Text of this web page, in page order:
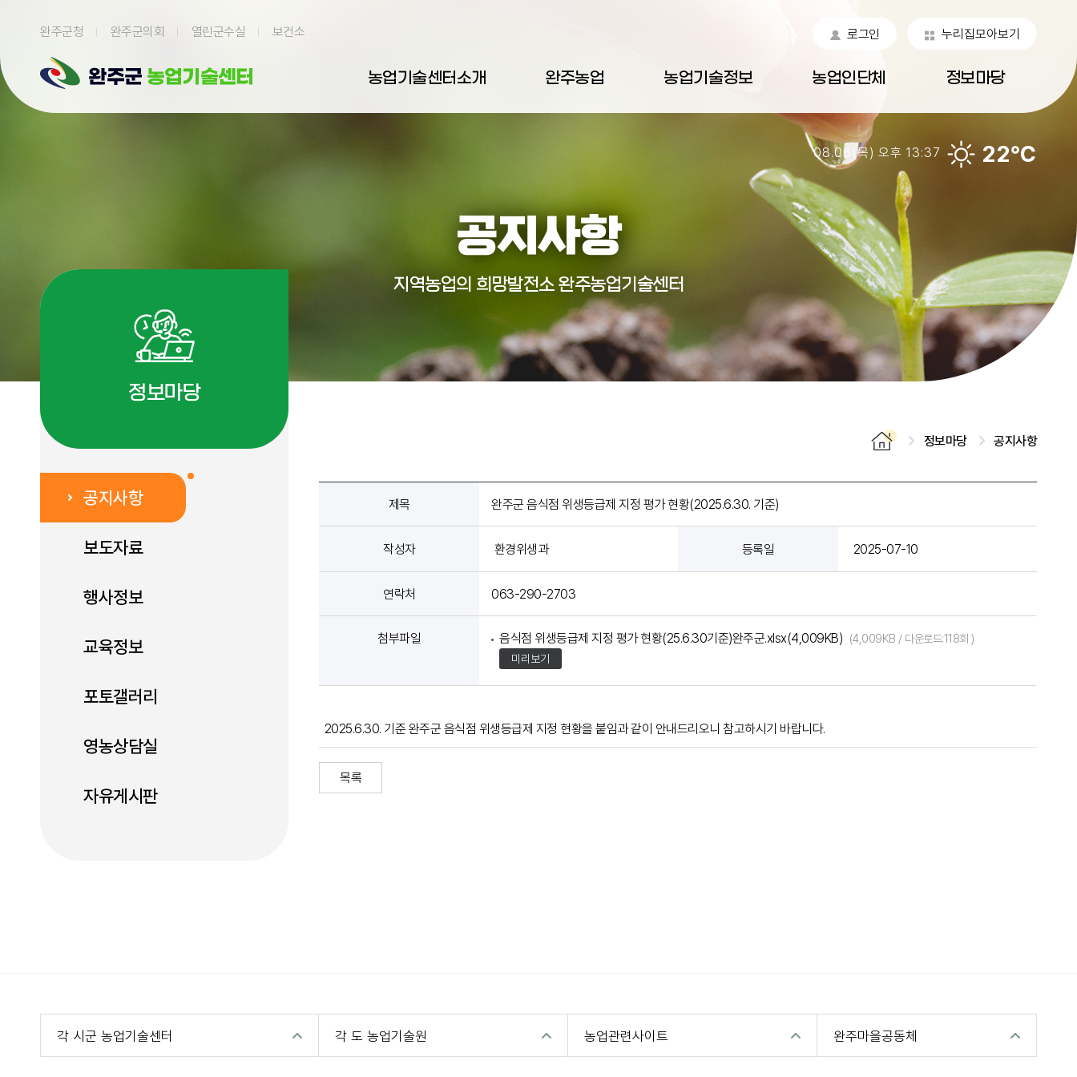
완주군청
완주군의회 열린군수실 보건소 로그인 누리집모아보기
농업기술센터소개 완주농업 농업기술정보 농업인단체 정보마당
08.06(목) 오후 13:37 22℃
공지사항
지역농업의 희망발전소 완주농업기술센터
정보마당
공지사항
보도자료
행사정보
교육정보
포토갤러리
영농상담실
자유게시판
정보마당 공지사항
제목 완주군 음식점 위생등급제 지정 평가 현황(2025.6.30. 기준)
작성자 환경위생과 등록일 2025-07-10
연락처 063-290-2703
첨부파일 음식점 위생등급제 지정 평가 현황(25.6.30기준)완주군.xlsx(4,009KB) (4,009KB / 다운로드:118회 )
미리보기
2025.6.30. 기준 완주군 음식점 위생등급제 지정 현황을 붙임과 같이 안내드리오니 참고하시기 바랍니다.
목록
각 시군 농업기술센터 각 도 농업기술원 농업관련사이트 완주마을공동체